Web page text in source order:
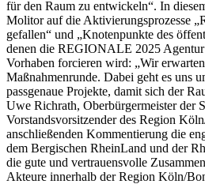
für den Raum zu entwickeln“. In
Molitor auf die Aktivierungsprozesse
gefallen“ und „Knotenpunkte des
denen die REGIONALE 2025
Vorhaben forcieren wird: „Wir
Maßnahmenrunde. Dabei geht es uns
passgenaue Projekte, damit sich der
Uwe Richrath, Oberbürgermeister der
Vorstandsvorsitzender des Region
anschließenden Kommentierung die
dem Bergischen RheinLand und der
die gute und vertrauensvolle
Akteure innerhalb der Region Köln/